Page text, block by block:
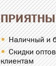
Наличный и
Скидки
клиентам